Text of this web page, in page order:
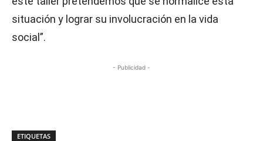
situación y lograr su involucración en la vida
social”.
- Publicidad -
ETIQUETAS